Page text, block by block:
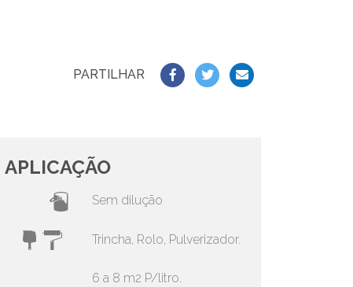
PARTILHAR
APLICAÇÃO
Sem dilução
Trincha, Rolo, Pulverizador.
6 a 8 m2 P/litro.